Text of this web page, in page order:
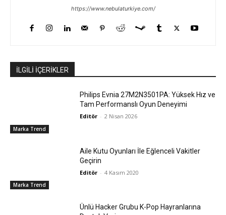
https://www.nebulaturkiye.com/
İLGİLİ İÇERİKLER
Marka Trend
Philips Evnia 27M2N3501PA: Yüksek Hız ve
Tam Performanslı Oyun Deneyimi
Editör - 2 Nisan 2026
Marka Trend
Aile Kutu Oyunları İle Eğlenceli Vakitler
Geçirin
Editör - 4 Kasım 2020
Ünlü Hacker Grubu K-Pop Hayranlarına